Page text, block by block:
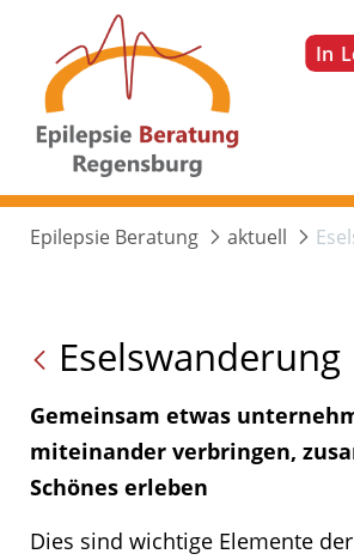
Epilepsie Beratung aktuell
Eselswanderung
Gemeinsam etwas
miteinander verbringen,
Schönes erleben
Dies sind wichtige Elemente der